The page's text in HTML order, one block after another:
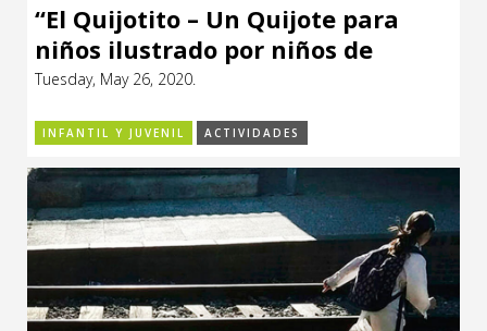
“El Quijotito – Un Quijote para
niños ilustrado por niños de
Montevideo”
Tuesday, May 26, 2020.
INFANTIL Y JUVENIL ACTIVIDADES